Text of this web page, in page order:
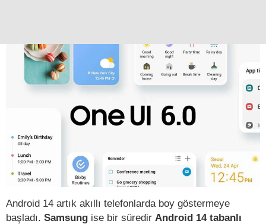
Android 14 artık akıllı telefonlarda boy göstermeye
başladı. Samsung ise bir süredir Android 14 tabanlı